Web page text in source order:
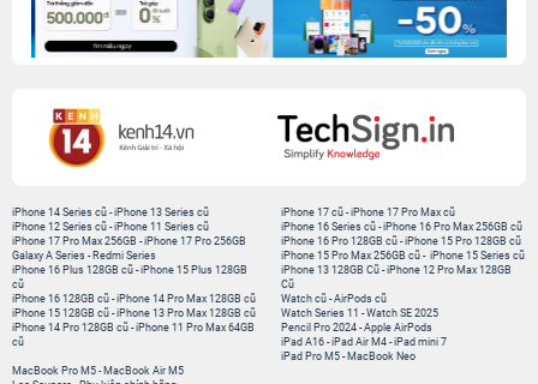
iPhone 14 Series cũ -iPhone 13 Series cũ
iPhone 12 Series cũ -iPhone 11 Series cũ
iPhone 17 Pro Max 256GB -iPhone 17 Pro 256GB
Galaxy A Series - Redmi Series
iPhone 17 cũ -iPhone 17 Pro Max cũ
iPhone 16 Series cũ - iPhone 16 Pro Max 256GB cũ
iPhone 16 Pro 128GB cũ -iPhone 15 Pro 128GB cũ
iPhone 15 Pro Max 256GB cũ - iPhone 15 Series cũ
iPhone 16 Plus 128GB cũ -iPhone 15 Plus 128GB
cũ
iPhone 16 128GB cũ -iPhone 14 Pro Max 128GB cũ
iPhone 15 128GB cũ -iPhone 13 Pro Max 128GB cũ
iPhone 14 Pro 128GB cũ -iPhone 11 Pro Max 64GB
cũ
iPhone 13 128GB Cũ -iPhone 12 Pro Max 128GB
Cũ
Watch cũ -AirPods cũ
Watch Series 11 -Watch SE 2025
Pencil Pro 2024 -Apple AirPods
iPad A16 -iPad Air M4 -iPad mini 7
iPad Pro M5 - MacBook Neo
MacBook Pro M5 - MacBook Air M5